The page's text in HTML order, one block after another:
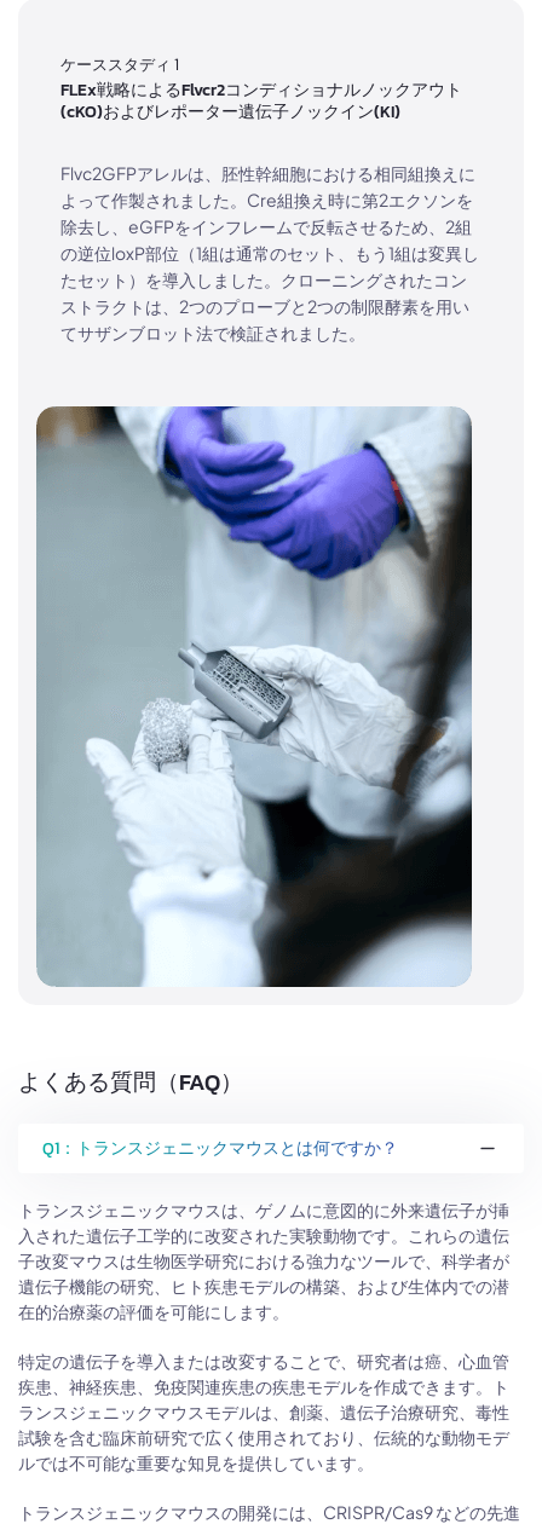
ケーススタディ 1
FLEx戦略によるFlvcr2コンディショナルノックアウト
(cKO)およびレポーター遺伝子ノックイン(KI)
Flvc2GFPアレルは、胚性幹細胞における相同組換えに
よって作製されました。Cre組換え時に第2エクソンを
除去し、eGFPをインフレームで反転させるため、2組
の逆位loxP部位（1組は通常のセット、もう1組は変異し
たセット）を導入しました。クローニングされたコン
ストラクトは、2つのプローブと2つの制限酵素を用い
てサザンブロット法で検証されました。
よくある質問（FAQ）
Q1：トランスジェニックマウスとは何ですか？
トランスジェニックマウスは、ゲノムに意図的に外来遺伝子が挿
入された遺伝子工学的に改変された実験動物です。これらの遺伝
子改変マウスは生物医学研究における強力なツールで、科学者が
遺伝子機能の研究、ヒト疾患モデルの構築、および生体内での潜
在的治療薬の評価を可能にします。
特定の遺伝子を導入または改変することで、研究者は癌、心血管
疾患、神経疾患、免疫関連疾患の疾患モデルを作成できます。ト
ランスジェニックマウスモデルは、創薬、遺伝子治療研究、毒性
試験を含む臨床前研究で広く使用されており、伝統的な動物モデ
ルでは不可能な重要な知見を提供しています。
トランスジェニックマウスの開発には、CRISPR/Cas9 などの先進